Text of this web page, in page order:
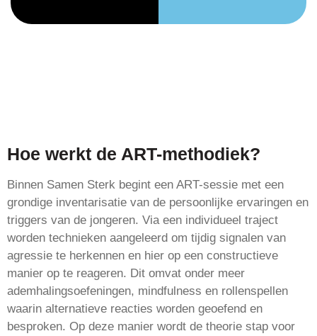
Hoe werkt de ART-methodiek?
Binnen Samen Sterk begint een ART-sessie met een
grondige inventarisatie van de persoonlijke ervaringen en
triggers van de jongeren. Via een individueel traject
worden technieken aangeleerd om tijdig signalen van
agressie te herkennen en hier op een constructieve
manier op te reageren. Dit omvat onder meer
ademhalingsoefeningen, mindfulness en rollenspellen
waarin alternatieve reacties worden geoefend en
besproken. Op deze manier wordt de theorie stap voor